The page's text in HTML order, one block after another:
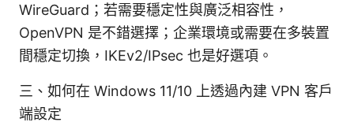
WireGuard；若需要穩定性與廣泛相容性，
OpenVPN 是不錯選擇；企業環境或需要在多裝置
間穩定切換，IKEv2/IPsec 也是好選項。
三、如何在 Windows 11/10 上透過內建 VPN 客戶
端設定